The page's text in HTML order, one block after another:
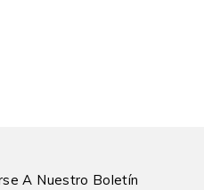
A Nuestro Boletín